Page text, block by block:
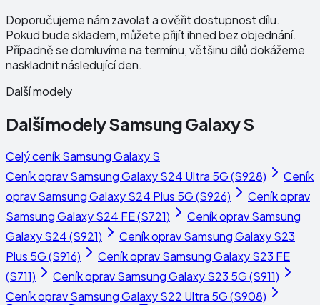
Doporučujeme nám zavolat a ověřit dostupnost dílu.
Pokud bude skladem, můžete přijít ihned bez objednání.
Případně se domluvíme na termínu, většinu dílů dokážeme
naskladnit následující den.
Další modely
Další modelySamsung Galaxy S
Celý ceníkSamsung Galaxy S
Ceník opravSamsung Galaxy S24 Ultra 5G (S928)
Ceník
opravSamsung Galaxy S24 Plus 5G (S926)
Ceník oprav
Samsung Galaxy S24 FE (S721)
Ceník opravSamsung
Galaxy S24 (S921)
Ceník opravSamsung Galaxy S23
Plus 5G (S916)
Ceník opravSamsung Galaxy S23 FE
(S711)
Ceník opravSamsung Galaxy S23 5G (S911)
Ceník opravSamsung Galaxy S22 Ultra 5G (S908)